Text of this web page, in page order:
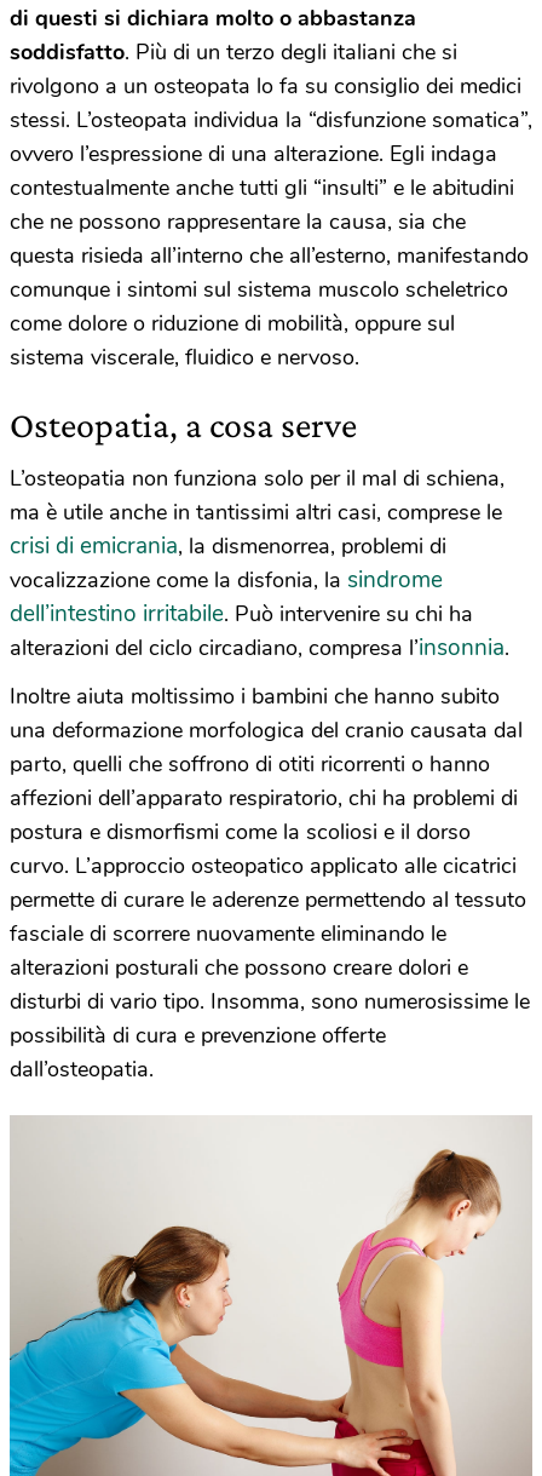
di questi si dichiara molto o abbastanza
soddisfatto. Più di un terzo degli italiani che si
rivolgono a un osteopata lo fa su consiglio dei medici
stessi. L’osteopata individua la “disfunzione somatica”,
ovvero l’espressione di una alterazione. Egli indaga
contestualmente anche tutti gli “insulti” e le abitudini
che ne possono rappresentare la causa, sia che
questa risieda all’interno che all’esterno, manifestando
comunque i sintomi sul sistema muscolo scheletrico
come dolore o riduzione di mobilità, oppure sul
sistema viscerale, fluidico e nervoso.
Osteopatia, a cosa serve
L’osteopatia non funziona solo per il mal di schiena,
ma è utile anche in tantissimi altri casi, comprese le
crisi di emicrania, la dismenorrea, problemi di
vocalizzazione come la disfonia, la sindrome
dell’intestino irritabile. Può intervenire su chi ha
alterazioni del ciclo circadiano, compresa l’insonnia.
Inoltre aiuta moltissimo i bambini che hanno subito
una deformazione morfologica del cranio causata dal
parto, quelli che soffrono di otiti ricorrenti o hanno
affezioni dell’apparato respiratorio, chi ha problemi di
postura e dismorfismi come la scoliosi e il dorso
curvo. L’approccio osteopatico applicato alle cicatrici
permette di curare le aderenze permettendo al tessuto
fasciale di scorrere nuovamente eliminando le
alterazioni posturali che possono creare dolori e
disturbi di vario tipo. Insomma, sono numerosissime le
possibilità di cura e prevenzione offerte
dall’osteopatia.